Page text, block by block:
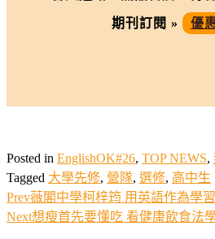
期刊訂閱 » 優
Posted in EnglishOK#26, TOP NEWS,
Tagged 大學先修, 營隊, 選修, 高中生
Prev薇閣中學柯梓筠 用英語作為學
Next想瘦首先要懂吃 看健康飲食法